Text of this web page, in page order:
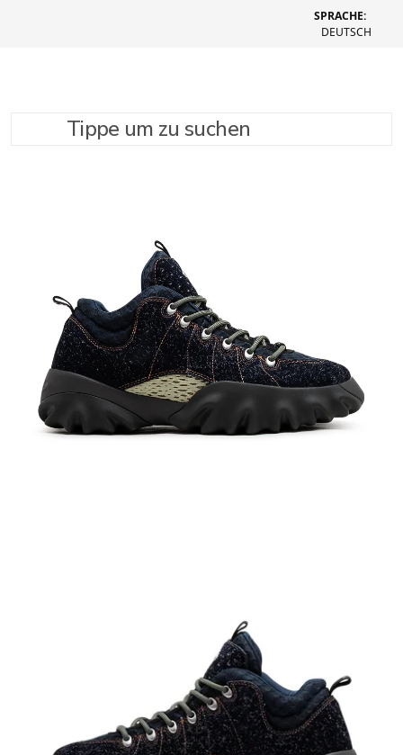
SPRACHE:
DEUTSCH
Tippe um zu suchen